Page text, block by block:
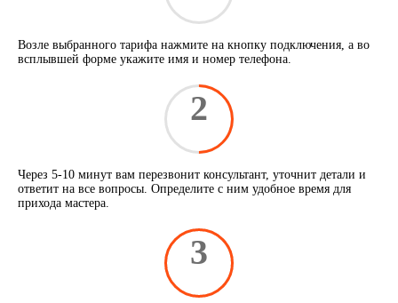
Возле выбранного тарифа нажмите на кнопку подключения, а во
всплывшей форме укажите имя и номер телефона.
2
Через 5-10 минут вам перезвонит консультант, уточнит детали и
ответит на все вопросы. Определите с ним удобное время для
прихода мастера.
3